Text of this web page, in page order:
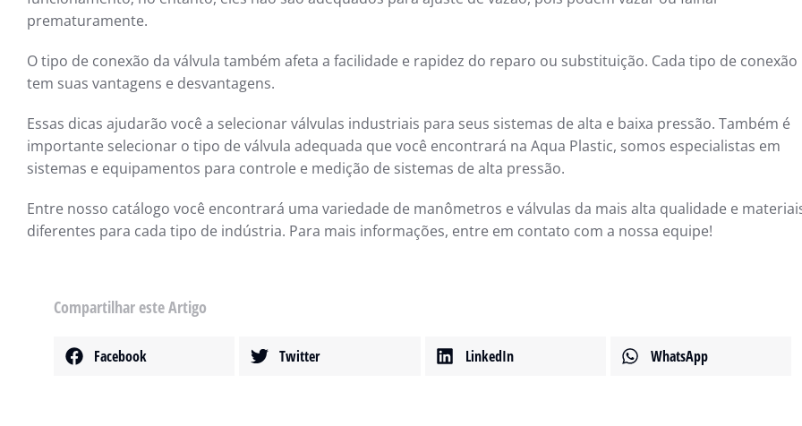
prematuramente.
O tipo de conexão da válvula também afeta a facilidade e rapidez do reparo ou substituição. Cada tipo de conexão
tem suas vantagens e desvantagens.
Essas dicas ajudarão você a selecionar válvulas industriais para seus sistemas de alta e baixa pressão. Também é
importante selecionar o tipo de válvula adequada que você encontrará na Aqua Plastic, somos especialistas em
sistemas e equipamentos para controle e medição de sistemas de alta pressão.
Entre nosso catálogo você encontrará uma variedade de manômetros e válvulas da mais alta qualidade e
diferentes para cada tipo de indústria. Para mais informações, entre em contato com a nossa equipe!
Compartilhar este Artigo
Facebook Twitter LinkedIn WhatsApp